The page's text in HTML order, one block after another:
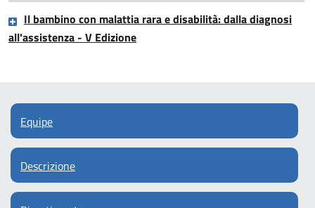
Il bambino con malattia rara e disabilità: dalla diagnosi
all'assistenza - V Edizione
Equipe
Descrizione